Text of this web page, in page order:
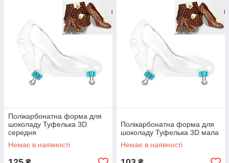
Полікарбонатна форма для
шоколаду Туфелька 3D
середня
Немає в наявності
Полікарбонатна форма для
шоколаду Туфелька 3D мала
Немає в наявності